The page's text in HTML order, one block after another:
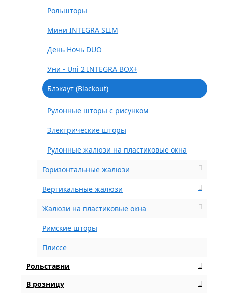
Рольшторы
Мини INTEGRA SLIM
День Ночь DUO
Уни - Uni 2 INTEGRA BOX+
Блэкаут (Blackout)
Рулонные шторы с рисунком
Электрические шторы
Рулонные жалюзи на пластиковые окна
Горизонтальные жалюзи
Вертикальные жалюзи
Жалюзи на пластиковые окна
Римские шторы
Плиссе
Рольставни
В розницу